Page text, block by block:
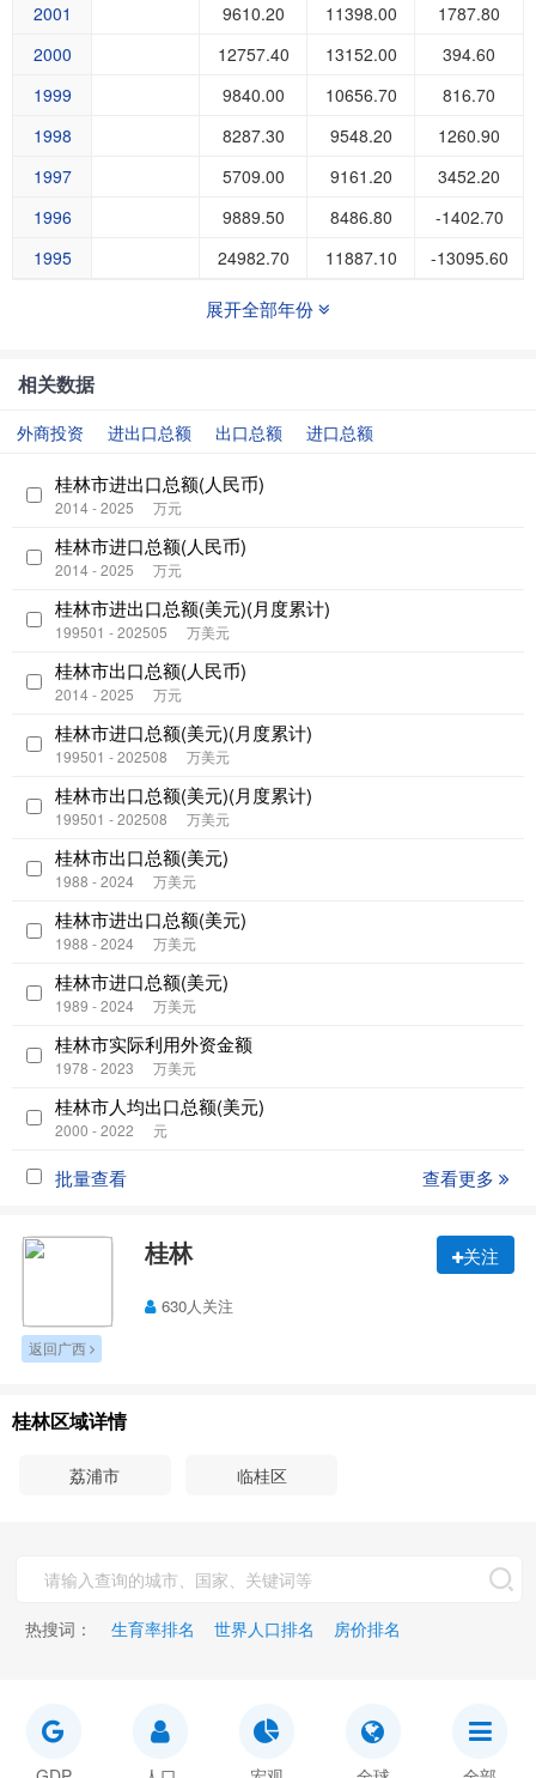
2001
9610.20 11398.00
1787.80
2000
12757.40 13152.00
394.60
1999
9840.00 10656.70
816.70
1998
8287.30 9548.20
1260.90
1997
5709.00 9161.20
3452.20
1996
9889.50 8486.80
-1402.70
1995
24982.70 11887.10 -13095.60
展开全部年份
相关数据
外商投资 进出口总额 出口总额 进口总额
桂林市进出口总额(人民币)
2014 - 2025 万元
桂林市进口总额(人民币)
2014 - 2025 万元
桂林市进出口总额(美元)(月度累计)
199501 - 202505 万美元
桂林市出口总额(人民币)
2014 - 2025 万元
桂林市进口总额(美元)(月度累计)
199501 - 202508 万美元
桂林市出口总额(美元)(月度累计)
199501 - 202508 万美元
桂林市出口总额(美元)
1988 - 2024 万美元
桂林市进出口总额(美元)
1988 - 2024 万美元
桂林市进口总额(美元)
1989 - 2024 万美元
桂林市实际利用外资金额
1978 - 2023 万美元
桂林市人均出口总额(美元)
2000 - 2022 元
批量查看 查看更多
桂林 关注
630人关注
返回广西
桂林区域详情
荔浦市 临桂区
热搜词： 生育率排名 世界人口排名 房价排名